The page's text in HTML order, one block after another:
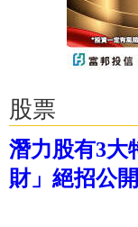
股票
潛力股有3大
財」絕招公